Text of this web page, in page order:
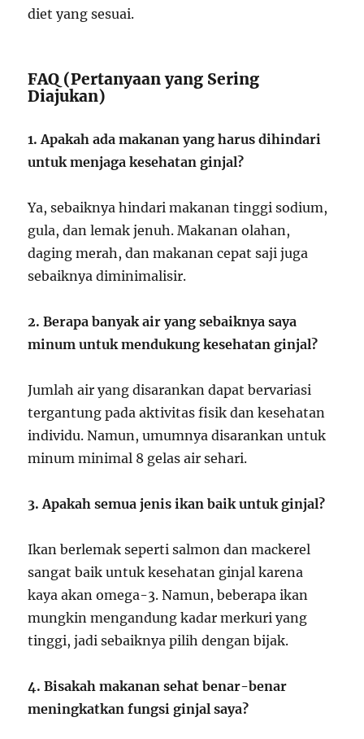
diet yang sesuai.
FAQ (Pertanyaan yang Sering
Diajukan)
1. Apakah ada makanan yang harus dihindari
untuk menjaga kesehatan ginjal?
Ya, sebaiknya hindari makanan tinggi sodium,
gula, dan lemak jenuh. Makanan olahan,
daging merah, dan makanan cepat saji juga
sebaiknya diminimalisir.
2. Berapa banyak air yang sebaiknya saya
minum untuk mendukung kesehatan ginjal?
Jumlah air yang disarankan dapat bervariasi
tergantung pada aktivitas fisik dan kesehatan
individu. Namun, umumnya disarankan untuk
minum minimal 8 gelas air sehari.
3. Apakah semua jenis ikan baik untuk ginjal?
Ikan berlemak seperti salmon dan mackerel
sangat baik untuk kesehatan ginjal karena
kaya akan omega-3. Namun, beberapa ikan
mungkin mengandung kadar merkuri yang
tinggi, jadi sebaiknya pilih dengan bijak.
4. Bisakah makanan sehat benar-benar
meningkatkan fungsi ginjal saya?